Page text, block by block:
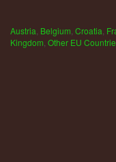
Austria Belgium Croatia
Kingdom Other EU